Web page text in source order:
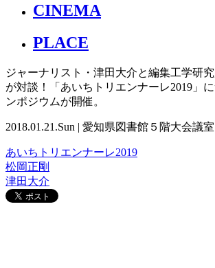
CINEMA
PLACE
ジャーナリスト・津田大介と編集工学研
が対談！「あいちトリエンナーレ2019」
ンポジウムが開催。
2018.01.21.Sun | 愛知県図書館５階大会議
あいちトリエンナーレ2019
松岡正剛
津田大介